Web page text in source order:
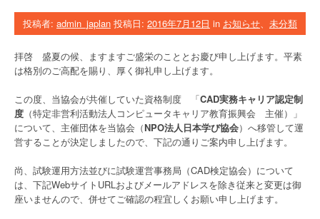
投稿者: admin_japlan 投稿日: 2016年7月12日 in お知らせ、 未分類
拝啓 盛夏の候、ますますご盛栄のこととお慶び申し上げます。平素
は格別のご高配を賜り、厚く御礼申し上げます。
この度、当協会が共催していた資格制度 「CAD実務キャリア認定制
度 （特定非営利活動法人コンピュータキャリア教育振興会 主催）」
について、主催団体を当協会（NPO法人日本学び協会）へ移管して運
営することが決定しましたので、下記の通りご案内申し上げます。
尚、試験運用方法並びに試験運営事務局（CAD検定協会）について
は、下記WebサイトURLおよびメールアドレスを除き従来と変更は御
座いませんので、併せてご確認の程宜しくお願い申し上げます。